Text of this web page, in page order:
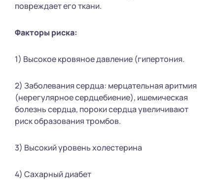
повреждает его ткани.
Факторы риска:
1) Высокое кровяное давление (гипертония.
2) Заболевания сердца: мерцательная аритмия
(нерегулярное сердцебиение), ишемическая
болезнь сердца, пороки сердца увеличивают
риск образования тромбов.
3) Высокий уровень холестерина
4) Сахарный диабет